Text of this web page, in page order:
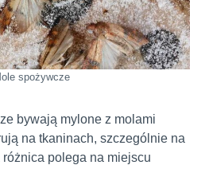
spożywcze
bywają mylone z molami
na tkaninach, szczególnie na
różnica polega na miejscu